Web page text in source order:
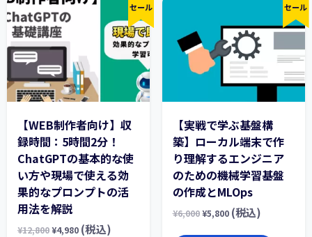
セール
【WEB制作者向け】収
録時間：5時間2分！
ChatGPTの基本的な使
い方や現場で使える効
果的なプロンプトの活
用法を解説
¥12,800¥4,980 (税込)
セール
【実戦で学ぶ基盤構
築】ローカル端末で作
り理解するエンジニア
のための機械学習基盤
の作成とMLOps
¥6,000 ¥5,800 (税込)